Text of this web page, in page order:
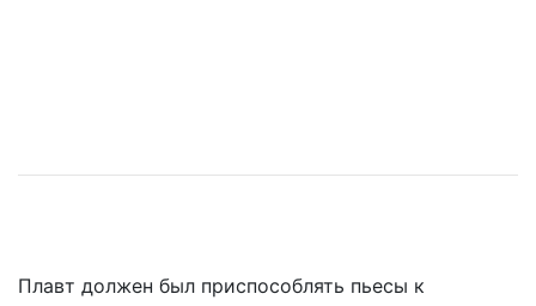
Плавт должен был приспособлять пьесы к